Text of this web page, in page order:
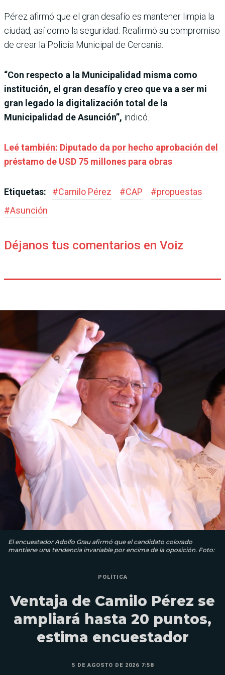
Pérez afirmó que el gran desafío es mantener limpia la
ciudad, así como la seguridad. Reafirmó su compromiso
de crear la Policía Municipal de Cercanía.
“Con respecto a la Municipalidad misma como
institución, el gran desafío y creo que va a ser mi
gran legado la digitalización total de la
Municipalidad de Asunción”, indicó.
Leé también: Diputado da por hecho aprobación del
préstamo de USD 75 millones para obras
Etiquetas: #Camilo Pérez #CAP #propuestas
#Asunción
Déjanos tus comentarios en Voiz
El encuestador Adolfo Grau afirmó que el candidato colorado
mantiene una tendencia invariable por encima de la oposición. Foto:
POLÍTICA
Ventaja de Camilo Pérez se
ampliará hasta 20 puntos,
estima encuestador
5 DE AGOSTO DE 2026 7:58